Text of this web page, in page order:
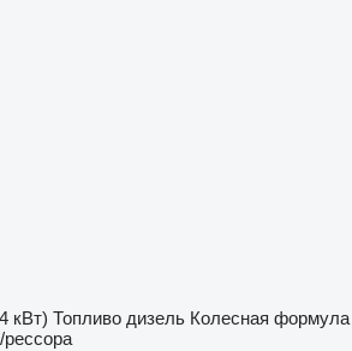
кВт) Топливо дизель Колесная формула
рессора